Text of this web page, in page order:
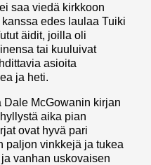
saa viedä kirkkoon
edes laulaa Tuiki
äidit, joilla oli
tai kuuluivat
asioita
ja heti.
Dale McGowanin kirjan
aika pian
ovat hyvä pari
paljon vinkkejä ja tukea
vanhan uskovaisen